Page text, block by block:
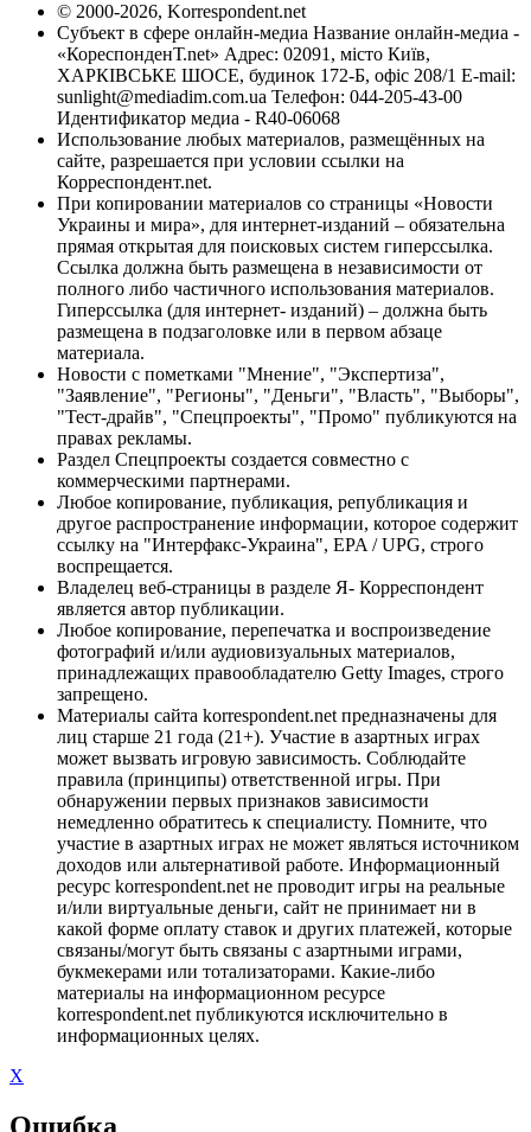
© 2000-2026, Korrespondent.net
Субъект в сфере онлайн-медиа Название онлайн-медиа -
«КореспонденТ.net» Адрес: 02091, місто Київ,
ХАРКІВСЬКЕ ШОСЕ, будинок 172-Б, офіс 208/1 E-mail:
sunlight@mediadim.com.ua Телефон: 044-205-43-00
Идентификатор медиа - R40-06068
Использование любых материалов, размещённых на
сайте, разрешается при условии ссылки на
Корреспондент.net.
При копировании материалов со страницы «Новости
Украины и мира», для интернет-изданий – обязательна
прямая открытая для поисковых систем гиперссылка.
Ссылка должна быть размещена в независимости от
полного либо частичного использования материалов.
Гиперссылка (для интернет- изданий) – должна быть
размещена в подзаголовке или в первом абзаце
материала.
Новости с пометками "Мнение", "Экспертиза",
"Заявление", "Регионы", "Деньги", "Власть", "Выборы",
"Тест-драйв", "Спецпроекты", "Промо" публикуются на
правах рекламы.
Раздел Спецпроекты создается совместно с
коммерческими партнерами.
Любое копирование, публикация, републикация и
другое распространение информации, которое содержит
ссылку на "Интерфакс-Украина", EPA / UPG, строго
воспрещается.
Владелец веб-страницы в разделе Я- Корреспондент
является автор публикации.
Любое копирование, перепечатка и воспроизведение
фотографий и/или аудиовизуальных материалов,
принадлежащих правообладателю Getty Images, строго
запрещено.
Материалы сайта korrespondent.net предназначены для
лиц старше 21 года (21+). Участие в азартных играх
может вызвать игровую зависимость. Соблюдайте
правила (принципы) ответственной игры. При
обнаружении первых признаков зависимости
немедленно обратитесь к специалисту. Помните, что
участие в азартных играх не может являться источником
доходов или альтернативой работе. Информационный
ресурс korrespondent.net не проводит игры на реальные
и/или виртуальные деньги, сайт не принимает ни в
какой форме оплату ставок и других платежей, которые
связаны/могут быть связаны с азартными играми,
букмекерами или тотализаторами. Какие-либо
материалы на информационном ресурсе
korrespondent.net публикуются исключительно в
информационных целях.
X